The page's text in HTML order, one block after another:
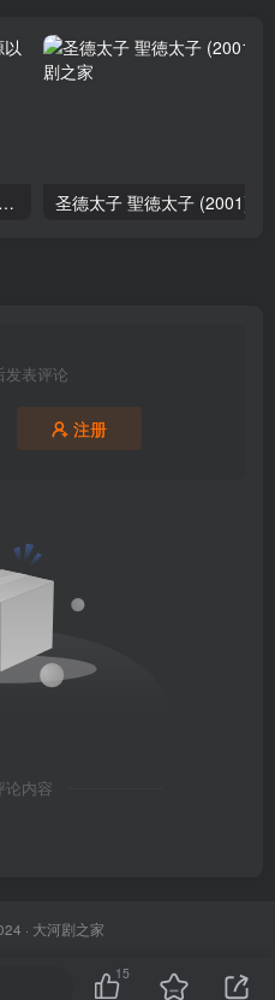
时代剧目录列表（时代剧资源以本目录为准） 圣德太子 聖徳太子 (2001)
发表评论
注册
论内容
· 大河剧之家
15